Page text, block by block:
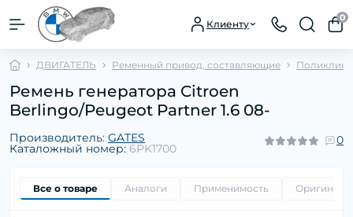
Клиенту
0
ДВИГАТЕЛЬ Ременный привод, составляющие
Ремень генератора Citroen
Berlingo/Peugeot Partner 1.6 08-
Производитель: GATES
Каталожный номер: 6PK1700
0
Все о товаре Аналоги Применимость